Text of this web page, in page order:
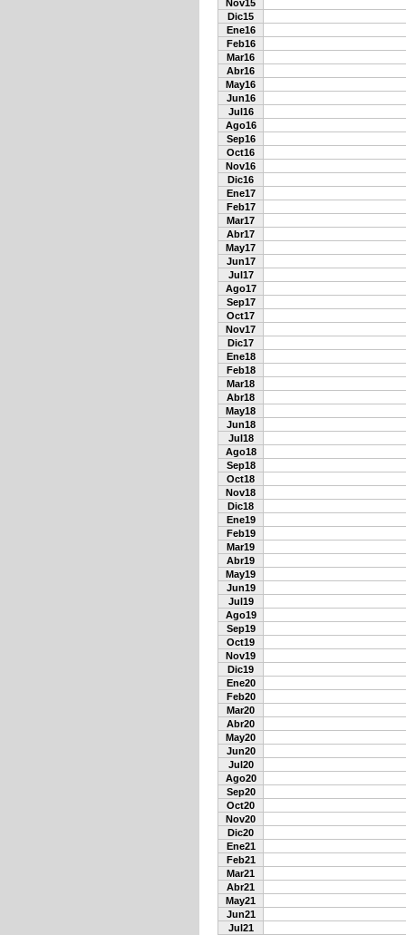
Nov15
Dic15
Ene16
Feb16
Mar16
Abr16
May16
Jun16
Jul16
Ago16
Sep16
Oct16
Nov16
Dic16
Ene17
Feb17
Mar17
Abr17
May17
Jun17
Jul17
Ago17
Sep17
Oct17
Nov17
Dic17
Ene18
Feb18
Mar18
Abr18
May18
Jun18
Jul18
Ago18
Sep18
Oct18
Nov18
Dic18
Ene19
Feb19
Mar19
Abr19
May19
Jun19
Jul19
Ago19
Sep19
Oct19
Nov19
Dic19
Ene20
Feb20
Mar20
Abr20
May20
Jun20
Jul20
Ago20
Sep20
Oct20
Nov20
Dic20
Ene21
Feb21
Mar21
Abr21
May21
Jun21
Jul21